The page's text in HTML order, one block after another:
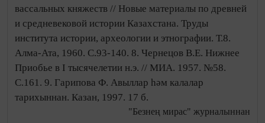
вассальных княжеств // Новые материалы по древней
и средневековой истории Казахстана. Труды
института истории, археологии и этнографии. Т.8.
Алма-Ата, 1960. С.93-140. 8. Чернецов В.Е. Нижнее
Приобье в I тысячелетии н.э. // МИА. 1957. №58.
С.161. 9. Гарипова Ф. Авыллар һәм калалар
тарихыннан. Казан, 1997. 17 б.
"Безнең мирас" журналыннан